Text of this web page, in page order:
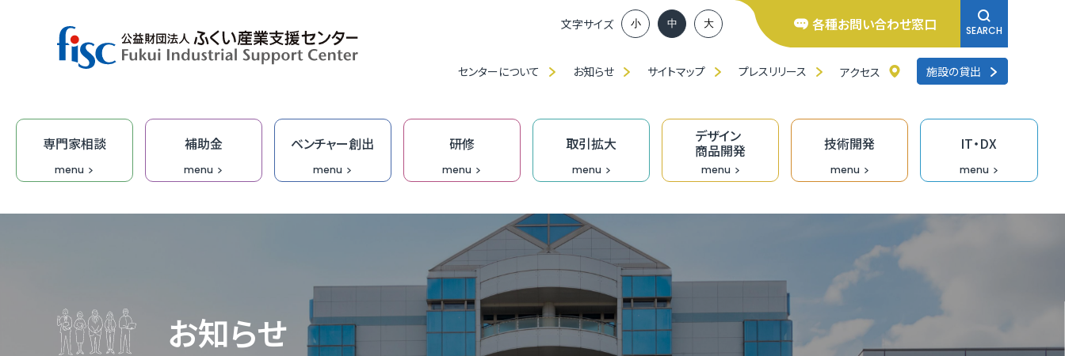
文字サイズ 小 中 大 各種お問い合わせ窓口 SEARCH
センターについて お知らせ サイトマップ プレスリリース アクセス 施設の貸出
専門家相談
menu
専門家の派遣 無料IT相談窓口
DX専門家派遣事業 企業診断・コンサルティング
補助金
menu
集客力アップに向けた課題解決応援事業助成金
ふくい創業活性化事業（成長支援）助成金 過去の採択者一覧
【参考】市町の融資・支援制度
ベンチャー創出
menu
ふくいベンチャー創出プロジェクト
福井ベンチャーピッチ ふくい創業活性化事業（成長支援）助成金
IT起業家向け事務所等の貸出 ［福井県］ＵＩターン創業補助金
研修
menu
「階層別」・「職種別／業種別」研修（中産大）
オーダーメイド研修 ものづくり企業の生産性向上支援
学びなおし支援
オンデマンド型リスキリング促進支援（Udemy
Business）
取引拡大
menu
デザイン
商品開発
menu
デザイン研修 デザイン情報提供
ふくいクリエイティブホーム Cream（クリーム）
技術開発
menu
オープンイノベーション推進部賛助会員、
受託研究 技術情報誌「テクノふくい」
ふくいオープンイノベーション推進機構 成長産業分野の開発・売込支援事業
IT・DX
menu
IT・DX
無料IT相談窓口 DX専門家派遣事業
伴走型DXプロジェクト支援事業［実行支援］ 伴走型ＤＸ戦略策定支援事業［戦略策定］
お知らせ